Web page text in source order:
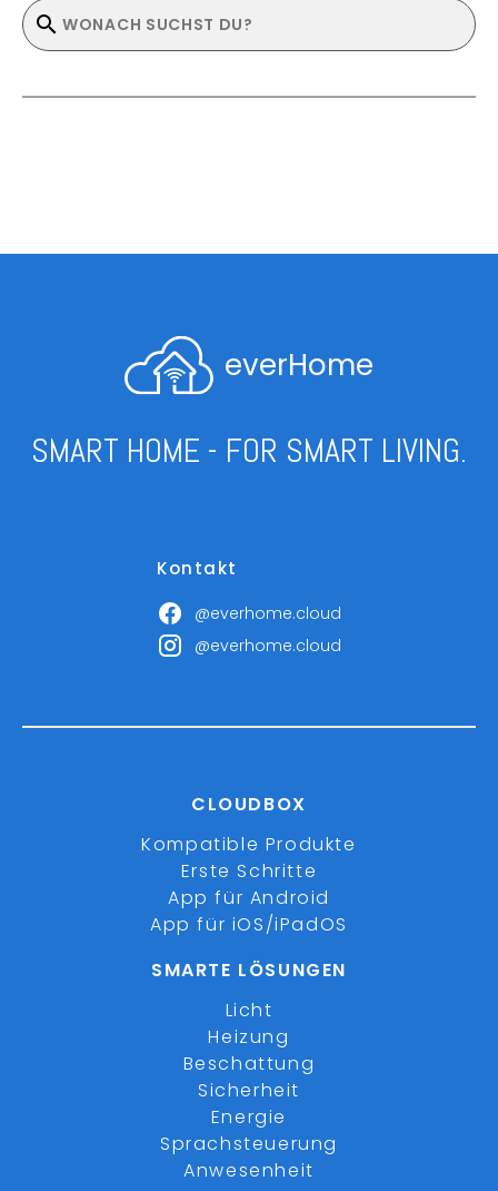
everHome
SMART HOME - FOR SMART LIVING.
Kontakt
@everhome.cloud
@everhome.cloud
CLOUDBOX
Kompatible Produkte
Erste Schritte
App für Android
App für iOS/iPadOS
SMARTE LÖSUNGEN
Licht
Heizung
Beschattung
Sicherheit
Energie
Sprachsteuerung
Anwesenheit